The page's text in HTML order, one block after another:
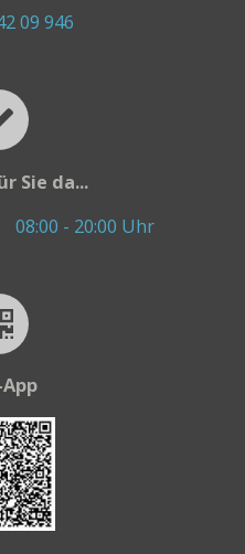
09 946
Sie da...
08:00 - 20:00 Uhr